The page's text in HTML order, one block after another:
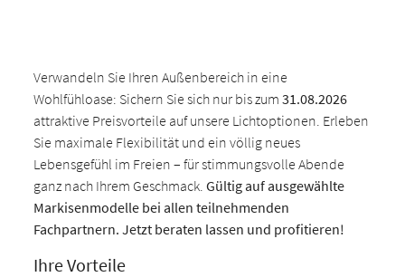
Verwandeln Sie Ihren Außenbereich in eine
Wohlfühloase: Sichern Sie sich nur bis zum31.08.2026
attraktive Preisvorteile auf unsere Lichtoptionen. Erleben
Sie maximale Flexibilität und ein völlig neues
Lebensgefühl im Freien – für stimmungsvolle Abende
ganz nach Ihrem Geschmack.Gültig auf ausgewählte
Markisenmodelle bei allen teilnehmenden
Fachpartnern. Jetzt beraten lassen und profitieren!
Ihre Vorteile